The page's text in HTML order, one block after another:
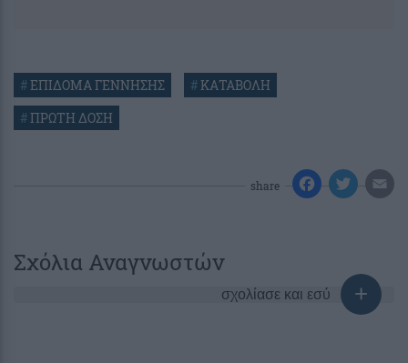
#ΕΠΙΔΟΜΑ ΓΕΝΝΗΣΗΣ #ΚΑΤΑΒΟΛΗ
#ΠΡΩΤΗ ΔΟΣΗ
share
Σχόλια Αναγνωστών
σχολίασε και εσύ